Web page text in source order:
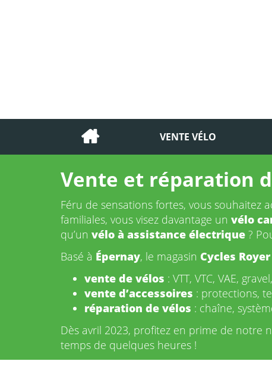
VENTE VÉLO
Vente et réparation
Féru de sensations fortes, vous souhaitez
familiales, vous visez davantage un vélo
qu’un vélo à assistance électrique ?
Basé à Épernay, le magasin Cycles Royer
vente de vélos : VTT, VTC, VAE,
vente d’accessoires : protections,
réparation de vélos : chaîne,
Dès avril 2023, profitez en prime de notre
temps de quelques heures !